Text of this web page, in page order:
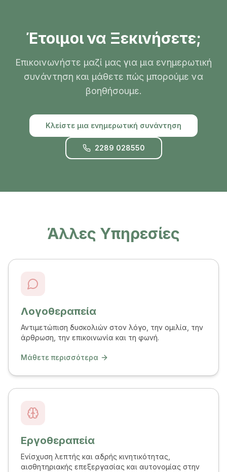
Έτοιμοι να Ξεκινήσετε;
Επικοινωνήστε μαζί μας για μια ενημερωτική
συνάντηση και μάθετε πώς μπορούμε να
βοηθήσουμε.
Κλείστε μια ενημερωτική συνάντηση
2289 028550
Άλλες Υπηρεσίες
Λογοθεραπεία
Αντιμετώπιση δυσκολιών στον λόγο, την ομιλία, την
άρθρωση, την επικοινωνία και τη φωνή.
Μάθετε περισσότερα
Εργοθεραπεία
Ενίσχυση λεπτής και αδρής κινητικότητας,
αισθητηριακής επεξεργασίας και αυτονομίας στην